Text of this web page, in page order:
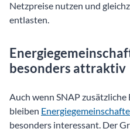
Netzpreise nutzen und
entlasten.
besonders attraktiv
Auch wenn SNAP
bleiben
besonders interessant. Der